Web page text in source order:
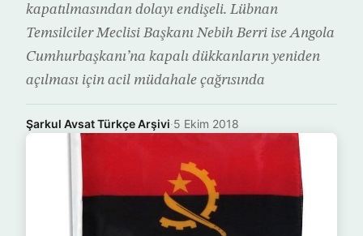
kapatılmasından dolayı endişeli. Lübnan
Temsilciler Meclisi Başkanı Nebih Berri ise Angola
Cumhurbaşkanı’na kapalı dükkanların yeniden
açılması için acil müdahale çağrısında
Şarkul Avsat Türkçe Arşivi·5 Ekim 2018